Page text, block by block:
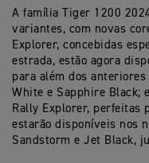
A família Tiger 1200
variantes, com novas
Explorer, concebidas
estrada, estão agora
para além dos
White e Sapphire Black;
Rally Explorer, perfeitas
estarão disponíveis nos
Sandstorm e Jet Black,